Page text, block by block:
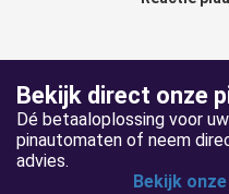
Bekijk direct onze
Dé betaaloplossing voor
pinautomaten of neem
advies.
Bekijk